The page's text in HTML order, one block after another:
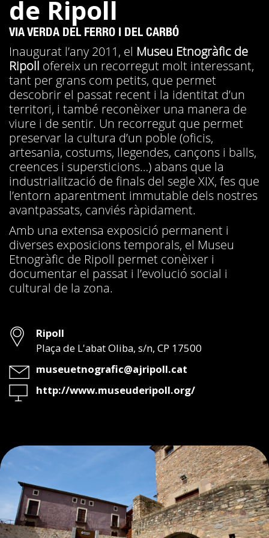
de Ripoll
VIA VERDA DEL FERRO I DEL CARBÓ
Inaugurat l’any 2011, el Museu Etnogràfic de
Ripoll ofereix un recorregut molt interessant,
tant per grans com petits, que permet
descobrir el passat recent i la identitat d’un
territori, i també reconèixer una manera de
viure i de sentir. Un recorregut que permet
preservar la cultura d’un poble (oficis,
artesania, costums, llegendes, cançons i balls,
creences i supersticions…) abans que la
industrialització de finals del segle XIX, fes que
l’entorn aparentment immutable dels nostres
avantpassats, canviés ràpidament.
Amb una extensa exposició permanent i
diverses exposicions temporals, el Museu
Etnogràfic de Ripoll permet conèixer i
documentar el passat i l’evolució social i
cultural de la zona.
Adreça
Ripoll
Plaça de L'abat Oliba, s/n, CP 17500
Email
museuetnografic@ajripoll.cat
Web
http://www.museuderipoll.org/